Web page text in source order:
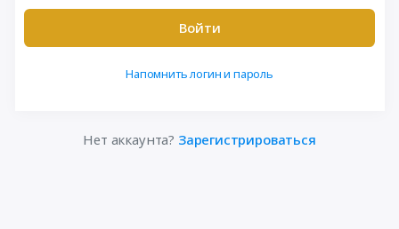
Войти
Напомнить логин и пароль
Нет аккаунта? Зарегистрироваться